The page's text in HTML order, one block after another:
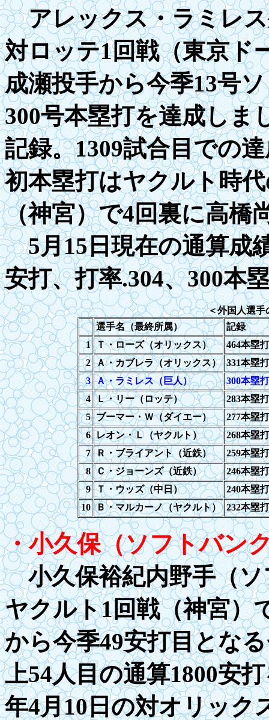
アレックス・ラミレス
対ロッテ1回戦（東京ド
成瀬投手から今季13号
300号本塁打を達成しま
記録。1309試合目での
初本塁打はヤクルト時
（神宮）で4回裏に高橋
5月15日現在の通算成
安打、打率.304、300本
＜外国人選手
選手名（最終所属）
記録
1 Ｔ・ローズ（オリックス） 464本塁打
2 Ａ・カブレラ（オリックス） 331本塁打
3 Ａ・ラミレス（巨人） 300本塁打
4 Ｌ・リー（ロッテ） 283本塁打
5 ブーマー・Ｗ（ダイエー） 277本塁打
6 レオン・Ｌ（ヤクルト） 268本塁打
7 Ｒ・ブライアント（近鉄） 259本塁打
8 Ｃ・ジョーンズ（近鉄） 246本塁打
9 Ｔ・ウッズ（中日） 240本塁打
10 Ｂ・マルカーノ（ヤクルト） 232本塁打
・小久保（ソフトバン
小久保裕紀内野手（ソ
ヤクルト1回戦（神宮）
から今季49安打目とな
上54人目の通算1800安
年4月10日の対オリック